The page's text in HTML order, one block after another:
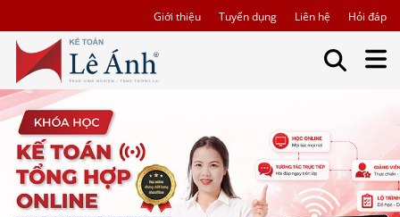
Giới thiệu Tuyển dụng Liên hệ Hỏi đáp